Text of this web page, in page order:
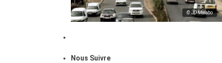
© JD Malabo
Nous Suivre